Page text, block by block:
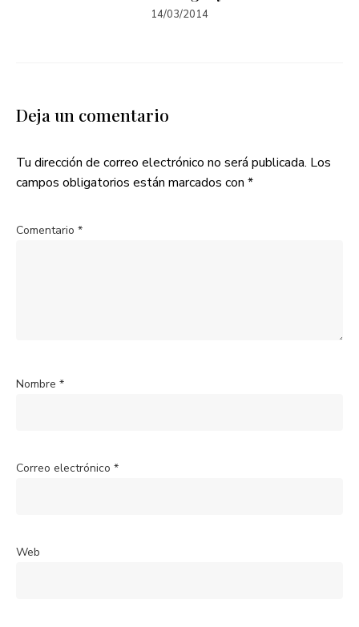
14/03/2014
Deja un comentario
Tu dirección de correo electrónico no será publicada. Los
campos obligatorios están marcados con *
Comentario *
Nombre *
Correo electrónico *
Web